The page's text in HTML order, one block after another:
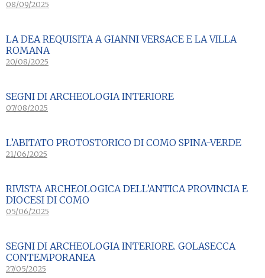
08/09/2025
LA DEA REQUISITA A GIANNI VERSACE E LA VILLA
ROMANA
20/08/2025
SEGNI DI ARCHEOLOGIA INTERIORE
07/08/2025
L’ABITATO PROTOSTORICO DI COMO SPINA-VERDE
21/06/2025
RIVISTA ARCHEOLOGICA DELL’ANTICA PROVINCIA E
DIOCESI DI COMO
05/06/2025
SEGNI DI ARCHEOLOGIA INTERIORE. GOLASECCA
CONTEMPORANEA
27/05/2025